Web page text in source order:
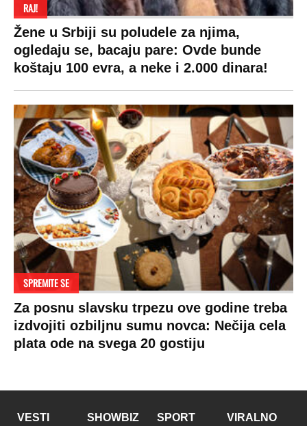
RAJ!
Žene u Srbiji su poludele za njima,
ogledaju se, bacaju pare: Ovde bunde
koštaju 100 evra, a neke i 2.000 dinara!
SPREMITE SE
Za posnu slavsku trpezu ove godine treba
izdvojiti ozbiljnu sumu novca: Nečija cela
plata ode na svega 20 gostiju
VESTI SHOWBIZ SPORT VIRALNO